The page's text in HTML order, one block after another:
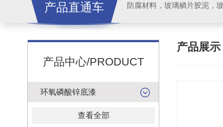
产品直通车
产品中心/PRODUCT
环氧磷酸锌底漆
查看全部
产品展示